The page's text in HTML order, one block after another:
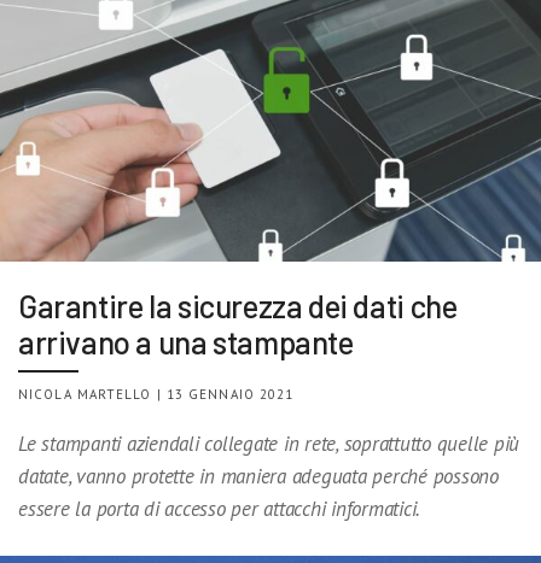
Garantire la sicurezza dei dati che
arrivano a una stampante
NICOLA MARTELLO | 13 GENNAIO 2021
Le stampanti aziendali collegate in rete, soprattutto quelle più
datate, vanno protette in maniera adeguata perché possono
essere la porta di accesso per attacchi informatici.